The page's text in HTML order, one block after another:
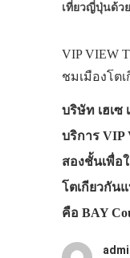
เที่ยวญี่ปุ่นด้ว
VIP VIEW
ชมเมืองโตเ
บริษัท เฮเซ
บริการ VIP
สองชั้นเพื่อ
โตเกียวกัน
คือ BAY